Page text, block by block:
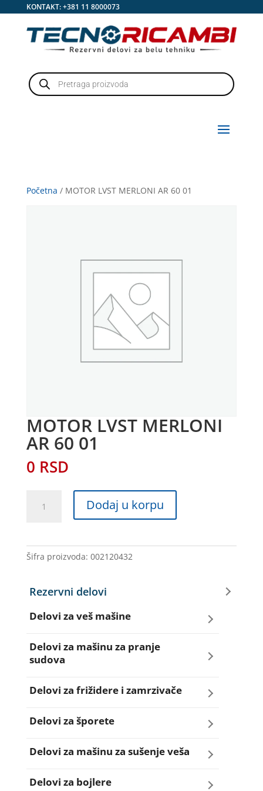
KONTAKT:+381 11 8000073
Products
search
Početna / MOTOR LVST MERLONI AR 60 01
MOTOR LVST MERLONI
AR 60 01
0 RSD
60
Dodaj u korpu
Šifra proizvoda: 002120432
Rezervni delovi
Delovi za veš mašine
Amortizeri za veš mašinu
Delovi za mašinu za pranje
sudova
Creva za sudo mašine
Dihtunzi za sudo mašine
Elektroventili za sudo mašine
Filteri za sudo mašine
Delovi za frižidere i zamrzivače
Aqua filteri za frižidere
Dihtunzi za frižidere i zamrzivače
Elektronika za frižidere i zamrzivače
Delovi za šporete
Dihtunzi za šporete
Dugmad za šporete
Delovi za mašinu za sušenje veša
Dihtunzi mašine za sušenje veša
Delovi za bojlere